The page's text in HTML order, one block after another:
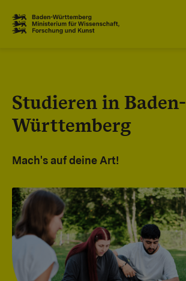
Studieren in Baden-
Württemberg
Mach's auf deine Art!